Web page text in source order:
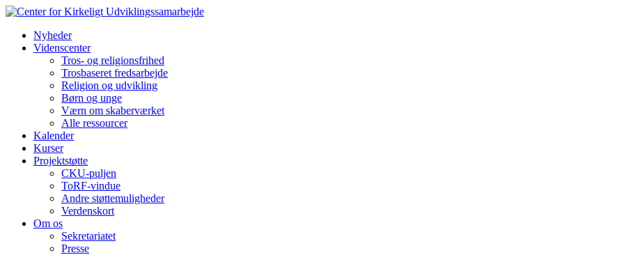
Nyheder
Videnscenter
Tros- og religionsfrihed
Trosbaseret fredsarbejde
Religion og udvikling
Børn og unge
Værn om skaberværket
Alle ressourcer
Kalender
Kurser
Projektstøtte
CKU-puljen
ToRF-vindue
Andre støttemuligheder
Verdenskort
Om os
Sekretariatet
Presse